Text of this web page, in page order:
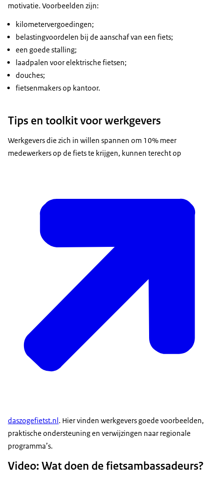
motivatie. Voorbeelden zijn:
kilometervergoedingen;
belastingvoordelen bij de aanschaf van een fiets;
een goede stalling;
laadpalen voor elektrische fietsen;
douches;
fietsenmakers op kantoor.
Tips en toolkit voor werkgevers
Werkgevers die zich in willen spannen om 10% meer
medewerkers op de fiets te krijgen, kunnen terecht op
daszogefietst.nl. Hier vinden werkgevers goede voorbeelden,
praktische ondersteuning en verwijzingen naar regionale
programma’s.
Video: Wat doen de fietsambassadeurs?